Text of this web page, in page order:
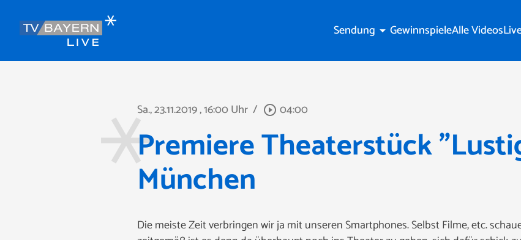
Sendung arrow_drop_down GewinnspieleAlle Videos
Sa., 23.11.2019, 16:00 Uhr / play_circle_outline 04:00
Premiere Theaterstück
München
Die meiste Zeit verbringen wir ja mit unseren Smartphones. Selbst Filme, etc.